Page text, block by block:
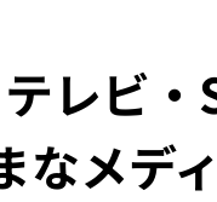
テレビ
なメデ